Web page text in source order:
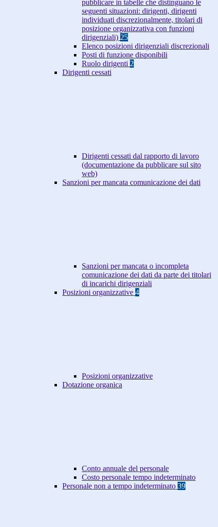
pubblicare in tabelle che distinguano le
seguenti situazioni: dirigenti, dirigenti
individuati discrezionalmente, titolari di
posizione organizzativa con funzioni
dirigenziali) 25
Elenco posizioni dirigenziali discrezionali
Posti di funzione disponibili
Ruolo dirigenti 2
Dirigenti cessati
Dirigenti cessati dal rapporto di lavoro
(documentazione da pubblicare sul sito
web)
Sanzioni per mancata comunicazione dei dati
Sanzioni per mancata o incompleta
comunicazione dei dati da parte dei titolari
di incarichi dirigenziali
Posizioni organizzative 4
Posizioni organizzative
Dotazione organica
Conto annuale del personale
Costo personale tempo indeterminato
Personale non a tempo indeterminato 39